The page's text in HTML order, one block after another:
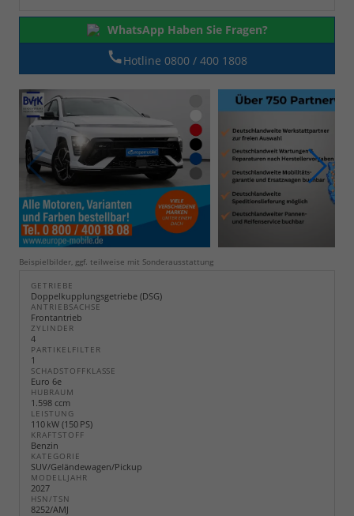
WhatsApp Haben Sie Fragen?
Hotline 0800 / 400 1808
Beispielbilder, ggf. teilweise mit Sonderausstattung
GETRIEBE
Doppelkupplungsgetriebe (DSG)
ANTRIEBSACHSE
Frontantrieb
ZYLINDER
4
PARTIKELFILTER
1
SCHADSTOFFKLASSE
Euro 6e
HUBRAUM
1.598 ccm
LEISTUNG
110 kW (150 PS)
KRAFTSTOFF
Benzin
KATEGORIE
SUV/Geländewagen/Pickup
MODELLJAHR
2027
HSN/TSN
8252/AMJ